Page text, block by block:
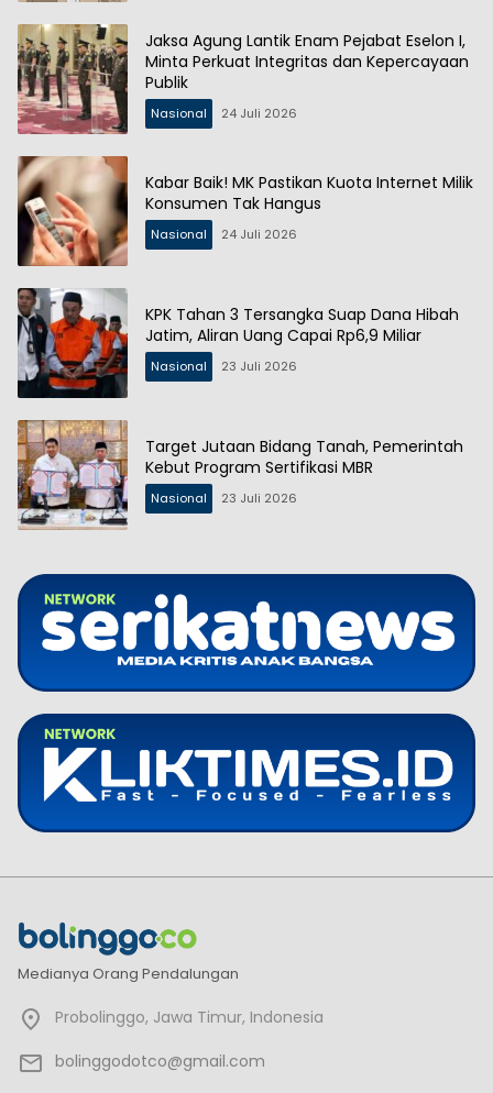
Jaksa Agung Lantik Enam Pejabat Eselon I,
Minta Perkuat Integritas dan Kepercayaan
Publik
Nasional 24 Juli 2026
Kabar Baik! MK Pastikan Kuota Internet Milik
Konsumen Tak Hangus
Nasional 24 Juli 2026
KPK Tahan 3 Tersangka Suap Dana Hibah
Jatim, Aliran Uang Capai Rp6,9 Miliar
Nasional 23 Juli 2026
Target Jutaan Bidang Tanah, Pemerintah
Kebut Program Sertifikasi MBR
Nasional 23 Juli 2026
Medianya Orang Pendalungan
Probolinggo, Jawa Timur, Indonesia
bolinggodotco@gmail.com